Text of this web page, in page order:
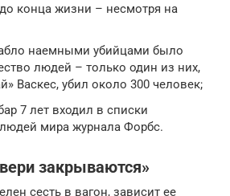
конца жизни – несмотря на
наемными убийцами было
людей – только один из них,
Васкес, убил около 300 человек;
7 лет входил в списки
мира журнала Форбс.
закрываются»
сесть в вагон, зависит ее